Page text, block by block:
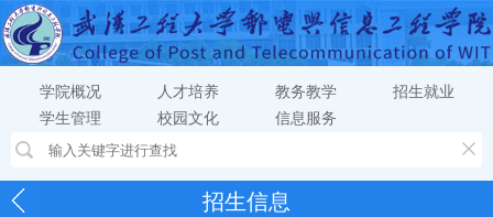
学院概况 人才培养 教务教学
招生就业
学生管理
校园文化 信息服务
招生信息